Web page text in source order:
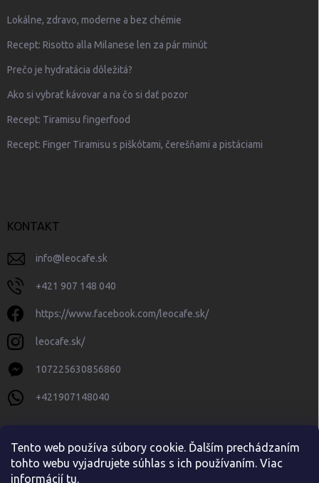
Tento web používa súbory cookie. Ďalším prechádzaním
tohto webu vyjadrujete súhlas s ich používaním. Viac
informácií tu.
Lokálne, zdravo, moderne a bez chémie
Recept: Risotto alla Milanese len za pár minút
Prečo je hydratácia dôležitá?
Ako si vybrať kávovar a na čo si dať pozor
Recept: Tiramisu fingerfood
Recept: Finger Tiramisu s piškótami, čerešňami a pistáciami
KONTAKT
info@leocafe.sk
+421 907 148 040
https://www.facebook.com/leocafe.sk/
leocafe.sk/
107225630856860
+421907148040